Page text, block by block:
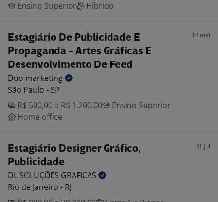
Ensino Superior
Híbrido
Estagiário De Publicidade E
Propaganda - Artes Gráficas E
Desenvolvimento De Feed
14 mai
Duo marketing
São Paulo - SP
R$ 500,00 a R$ 1.200,00
Ensino Superior
Home office
Estagiário Designer Gráfico,
Publicidade
31 jul
DL SOLUÇÕES GRAFICAS
Rio de Janeiro - RJ